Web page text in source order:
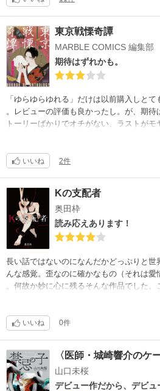
としては待ちに待ったシーンなのだから入
。総じて下巻の絵はまるで作者を真似た別
（上巻が好評だったから脇が甘くなったの
？真っ白けじゃないですか。とにかくもっ
価のレビューを参考にしてしっかり描いて
でいて時々、作者が『読者』や『作品の登
いのでは…と感じる事があります。この作
。読者はバカではなく、たくさんの作品
東京戦慄奇譚
MARBLE COMICS 編集部
期待はずれかも。
「ゆらゆらゆれる」だけは以前購入しと
。レビューの評価も良かったし。が、期
トーリーばかりでオチがない、ラストが
の作品にありがちな、風呂敷を広げる事
念。「だから！一体なんだったのよ！」
いいね 2件
Kの支配者
奥田枠
読み応えあります！
長い話ではないのになんだかどっぷりと世
んな感覚。歪なのに確かなもの（それは
。何故か妙に心に残るそんな作品でした
いいね 0件
〈医師・城崎響介のケ
山口未桜
デビュー作だから、デビュ